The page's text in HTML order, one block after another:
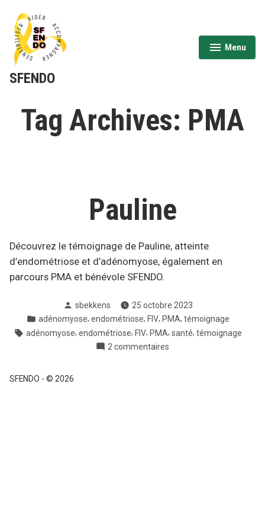
contenu
SFENDO
Menu
expanded
collapsed
Tag Archives: PMA
Pauline
Découvrez le témoignage de Pauline, atteinte
d’endométriose et d’adénomyose, également en
parcours PMA et bénévole SFENDO.
Posté
par
sbekkens
25 octobre 2023
Posté
dans
adénomyose, endométriose, FIV, PMA, témoignage
Tags:
adénomyose, endométriose, FIV, PMA, santé, témoignage
2 commentaires
SFENDO - © 2026